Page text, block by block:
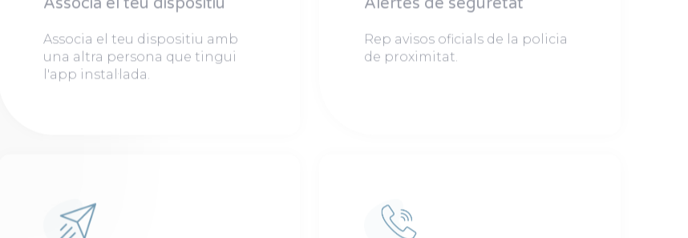
Associa el teu dispositiu amb
una altra persona que tingui
l'app instal·lada.​
Rep avisos oficials de la policia
de proximitat.